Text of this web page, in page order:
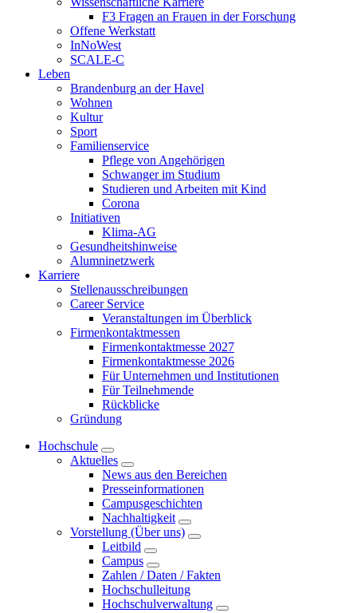
F3 Fragen an Frauen in der Forschung
Offene Werkstatt
InNoWest
SCALE-C
Leben
Brandenburg an der Havel
Wohnen
Kultur
Sport
Familienservice
Pflege von Angehörigen
Schwanger im Studium
Studieren und Arbeiten mit Kind
Corona
Initiativen
Klima-AG
Gesundheitshinweise
Alumninetzwerk
Karriere
Stellenausschreibungen
Career Service
Veranstaltungen im Überblick
Firmenkontaktmessen
Firmenkontaktmesse 2027
Firmenkontaktmesse 2026
Für Unternehmen und Institutionen
Für Teilnehmende
Rückblicke
Gründung
Hochschule
Aktuelles
News aus den Bereichen
Presseinformationen
Campusgeschichten
Nachhaltigkeit
Vorstellung (Über uns)
Leitbild
Campus
Zahlen / Daten / Fakten
Hochschulleitung
Hochschulverwaltung